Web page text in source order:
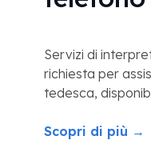
Servizi di
richiesta per
tedesca,
Scopri di più →